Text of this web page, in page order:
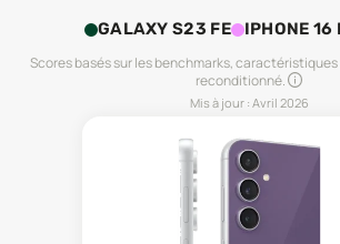
GALAXY S23 FE IPHONE 16
Scores basés sur les benchmarks,
reconditionné.
Mis à jour : Avril 2026